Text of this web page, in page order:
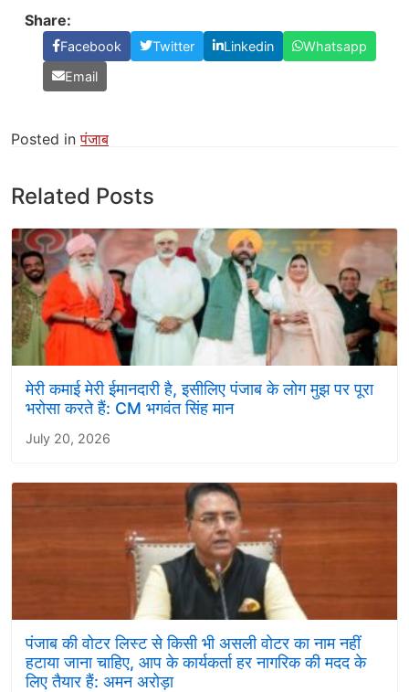
Share:
Facebook Twitter Linkedin
Whatsapp
Email
Posted inपंजाब
Related Posts
मेरी कमाई मेरी ईमानदारी है, इसीलिए पंजाब के लोग मुझ पर पूरा
भरोसा करते हैं: CM भगवंत सिंह मान
July 20, 2026
पंजाब की वोटर लिस्ट से किसी भी असली वोटर का नाम नहीं
हटाया जाना चाहिए, आप के कार्यकर्ता हर नागरिक की मदद के
लिए तैयार हैं: अमन अरोड़ा